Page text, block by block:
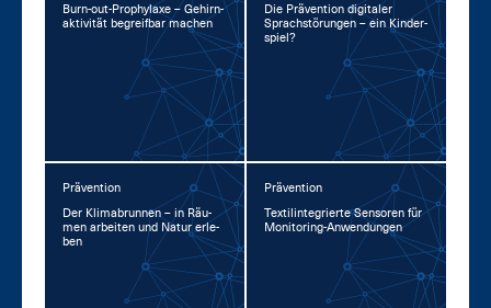
Burn-out-Pro­phy­la­xe – Ge­hirn­
ak­ti­vi­tät be­greif­bar ma­chen
Die Prä­ven­ti­on di­gi­ta­ler
Sprach­stö­run­gen – ein Kin­der­
spiel?
Prävention
Der Kli­ma­brun­nen – in Räu­
men ar­bei­ten und Na­tur er­le­
ben
Prävention
Tex­til­in­te­grier­te Sen­so­ren für
Mo­ni­to­ring-An­wen­dun­gen